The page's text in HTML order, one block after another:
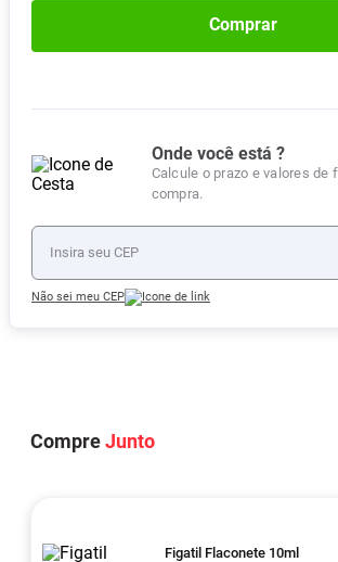
Comprar
Onde você está ?
Calcule o prazo e valores de
compra.
Não sei meu CEP
CompreJunto
Figatil Flaconete 10ml